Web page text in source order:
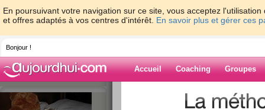
En poursuivant votre navigation sur ce site, vous acceptez
et offres adaptés à vos centres d'intérêt. En savoir plus et gérer ces
Bonjour !
Accueil Coaching Groupes
> mamie_arlette